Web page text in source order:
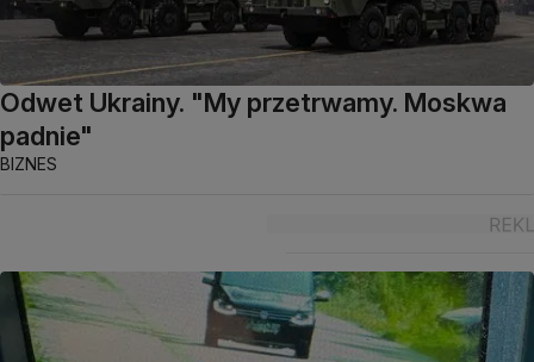
Odwet Ukrainy. "My przetrwamy. Moskwa
padnie"
BIZNES